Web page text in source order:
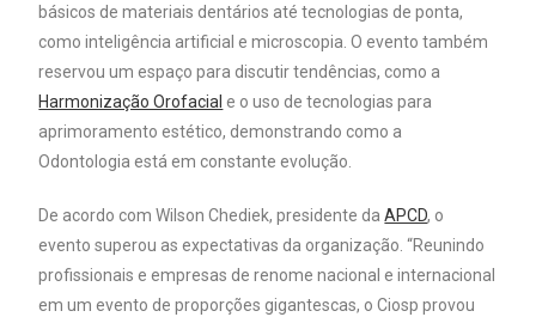
básicos de materiais dentários até tecnologias de ponta,
como inteligência artificial e microscopia. O evento também
reservou um espaço para discutir tendências, como a
Harmonização Orofacial e o uso de tecnologias para
aprimoramento estético, demonstrando como a
Odontologia está em constante evolução.
De acordo com Wilson Chediek, presidente daAPCD, o
evento superou as expectativas da organização. “Reunindo
profissionais e empresas de renome nacional e internacional
em um evento de proporções gigantescas, o Ciosp provou